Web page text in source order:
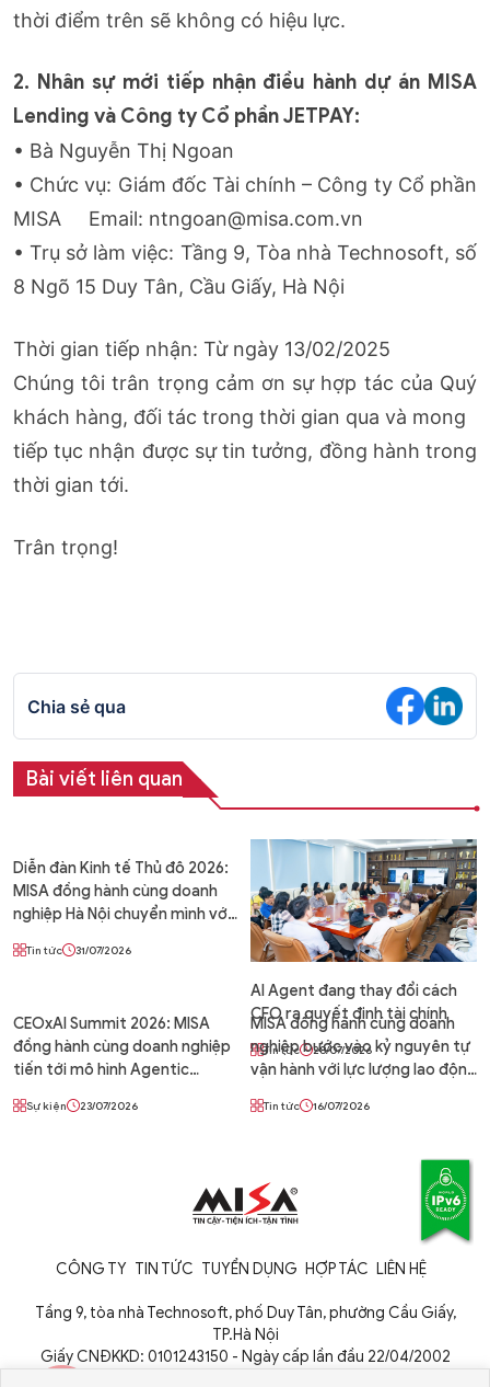
thời điểm trên sẽ không có hiệu lực.
2. Nhân sự mới tiếp nhận điều hành dự án MISA
Lending và Công ty Cổ phần JETPAY:
• Bà Nguyễn Thị Ngoan
• Chức vụ: Giám đốc Tài chính – Công ty Cổ phần
MISA Email: ntngoan@misa.com.vn
• Trụ sở làm việc: Tầng 9, Tòa nhà Technosoft, số
8 Ngõ 15 Duy Tân, Cầu Giấy, Hà Nội
Thời gian tiếp nhận: Từ ngày 13/02/2025
Chúng tôi trân trọng cảm ơn sự hợp tác của Quý
khách hàng, đối tác trong thời gian qua và mong
tiếp tục nhận được sự tin tưởng, đồng hành trong
thời gian tới.
Trân trọng!
Chia sẻ qua
Bài viết liên quan
Diễn đàn Kinh tế Thủ đô 2026:
MISA đồng hành cùng doanh
nghiệp Hà Nội chuyển mình với
nghiệp tự vận hành
Tin tức 31/07/2026
AI Agent đang thay đổi cách
CFO ra quyết định tài chính
Tin tức 28/07/2026
CEOxAI Summit 2026: MISA
đồng hành cùng doanh nghiệp
tiến tới mô hình Agentic
vận hành 24/7 cùng AI Agent
Sự kiện 23/07/2026
MISA đồng hành cùng doanh
nghiệp bước vào kỷ nguyên tự
vận hành với lực lượng lao động
Tin tức 16/07/2026
CÔNG TY TIN TỨC TUYỂN DỤNG HỢP TÁC LIÊN HỆ
Tầng 9, tòa nhà Technosoft, phố Duy Tân, phường Cầu Giấy,
TP.Hà Nội
Giấy CNĐKKD: 0101243150 - Ngày cấp lần đầu 22/04/2002